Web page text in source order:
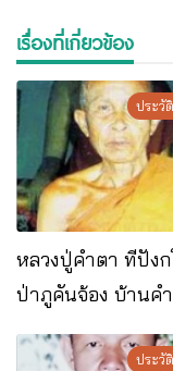
เรื่องที่เกี่ยวข้อง
ประวั
หลวงปู่คำตา ทีปังก
ป่าภูคันจ้อง บ้านค
อ.บ้านผือ จ.อุดรธา
ประวั